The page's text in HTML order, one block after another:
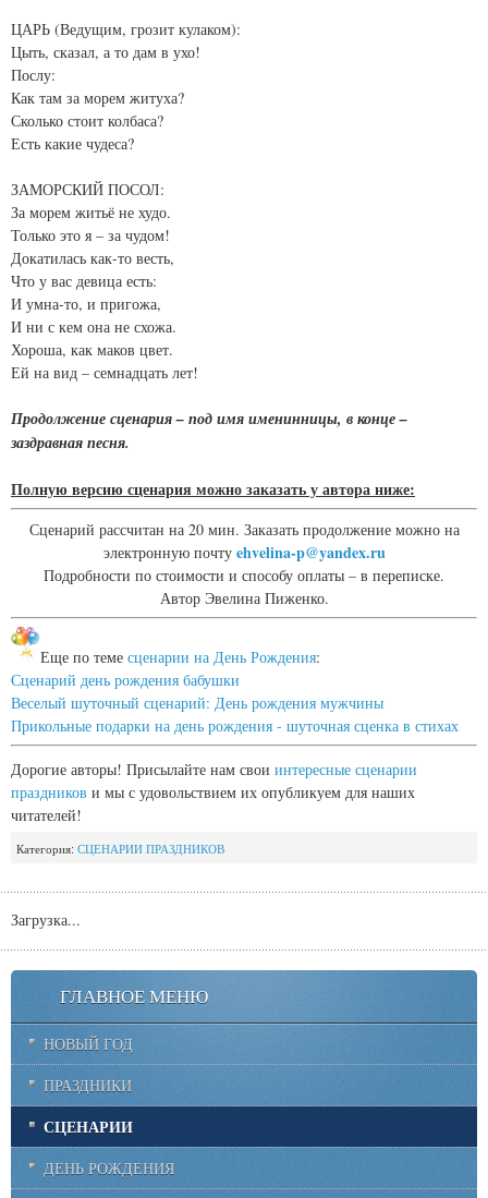
ЦАРЬ (Ведущим, грозит кулаком):
Цыть, сказал, а то дам в ухо!
Послу:
Как там за морем житуха?
Сколько стоит колбаса?
Есть какие чудеса?
ЗАМОРСКИЙ ПОСОЛ:
За морем житьё не худо.
Только это я – за чудом!
Докатилась как-то весть,
Что у вас девица есть:
И умна-то, и пригожа,
И ни с кем она не схожа.
Хороша, как маков цвет.
Ей на вид – семнадцать лет!
Продолжение сценария – под имя именинницы, в конце –
заздравная песня.
Полную версию сценария можно заказать у автора ниже:
Сценарий рассчитан на 20 мин. Заказать продолжение можно на
электронную почту ehvelina-p@yandex.ru
Подробности по стоимости и способу оплаты – в переписке.
Автор Эвелина Пиженко.
Еще по теме сценарии на День Рождения:
Сценарий день рождения бабушки
Веселый шуточный сценарий: День рождения мужчины
Прикольные подарки на день рождения - шуточная сценка в стихах
Дорогие авторы! Присылайте нам свои интересные сценарии
праздников и мы с удовольствием их опубликуем для наших
читателей!
Категория: СЦЕНАРИИ ПРАЗДНИКОВ
Загрузка...
ГЛАВНОЕ МЕНЮ
НОВЫЙ ГОД
ПРАЗДНИКИ
СЦЕНАРИИ
ДЕНЬ РОЖДЕНИЯ